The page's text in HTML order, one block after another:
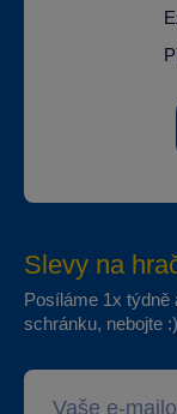
Slevy na
Posíláme 1x
schránku, nebojte :)